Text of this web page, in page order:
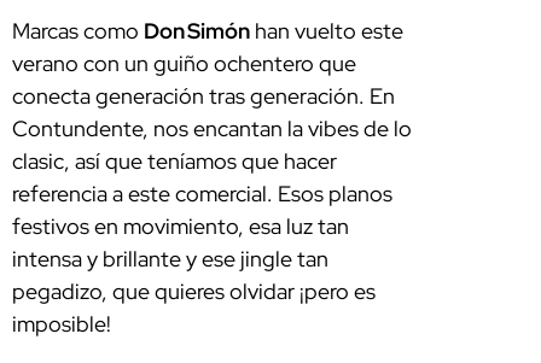
Marcas como Don Simón han vuelto este
verano con un guiño ochentero que
conecta generación tras generación. En
Contundente, nos encantan la vibes de lo
clasic, así que teníamos que hacer
referencia a este comercial. Esos planos
festivos en movimiento, esa luz tan
intensa y brillante y ese jingle tan
pegadizo, que quieres olvidar ¡pero es
imposible!